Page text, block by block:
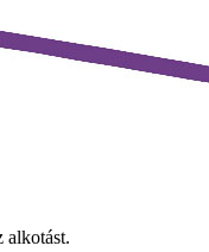
alkotást.